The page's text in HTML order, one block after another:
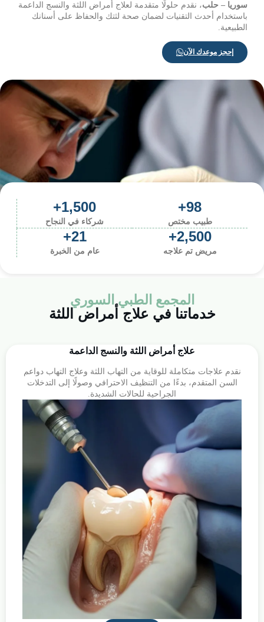
سوريا – حلب، نقدم حلولًا متقدمة لعلاج أمراض اللثة والنسج الداعمة
باستخدام أحدث التقنيات لضمان صحة لثتك والحفاظ على أسنانك
الطبيعية.
إحجز موعدك الآن
طبيب مختص​
98
+
شركاء في النجاح​
1,500
+
مريض تم علاجه​
2,500
+
عام من الخبرة​
21
+
المجمع الطبي السوري
خدماتنا في علاج أمراض اللثة
علاج أمراض اللثة والنسج الداعمة
نقدم علاجات متكاملة للوقاية من التهاب اللثة وعلاج التهاب دواعم
السن المتقدم، بدءًا من التنظيف الاحترافي وصولًا إلى التدخلات
الجراحية للحالات الشديدة.